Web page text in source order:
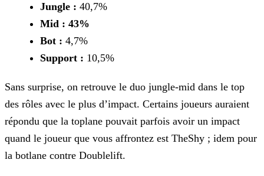
Jungle : 40,7%
Mid : 43%
Bot : 4,7%
Support : 10,5%
Sans surprise, on retrouve le duo jungle-mid dans le top
des rôles avec le plus d’impact. Certains joueurs auraient
répondu que la toplane pouvait parfois avoir un impact
quand le joueur que vous affrontez est TheShy ; idem pour
la botlane contre Doublelift.